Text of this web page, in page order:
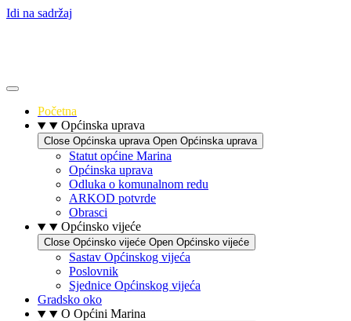
Idi na sadržaj
Početna
Općinska uprava
Close Općinska uprava Open Općinska uprava
Statut općine Marina
Općinska uprava
Odluka o komunalnom redu
ARKOD potvrde
Obrasci
Općinsko vijeće
Close Općinsko vijeće Open Općinsko vijeće
Sastav Općinskog vijeća
Poslovnik
Sjednice Općinskog vijeća
Gradsko oko
O Općini Marina